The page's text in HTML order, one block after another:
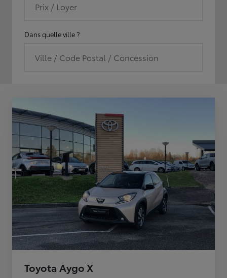
Prix / Loyer
Dans quelle ville ?
Ville / Code Postal / Concession
Toyota Aygo X